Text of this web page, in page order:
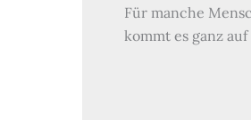
Für manche
kommt es ganz